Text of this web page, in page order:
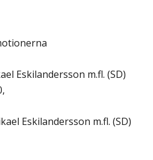
Eskilandersson m.fl. (SD)
Eskilandersson m.fl. (SD)